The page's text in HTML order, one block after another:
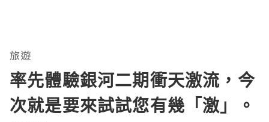
旅遊
率先體驗銀河二期衝天激流，今
次就是要來試試您有幾「激」。